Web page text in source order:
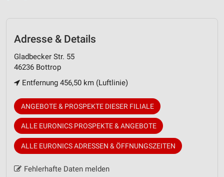
Adresse & Details
Gladbecker Str. 55
46236 Bottrop
Entfernung 456,50 km (Luftlinie)
ANGEBOTE & PROSPEKTE DIESER FILIALE
ALLE EURONICS PROSPEKTE & ANGEBOTE
ALLE EURONICS ADRESSEN & ÖFFNUNGSZEITEN
Fehlerhafte Daten melden